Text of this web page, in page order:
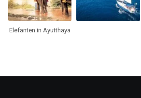
Elefanten in Ayutthaya